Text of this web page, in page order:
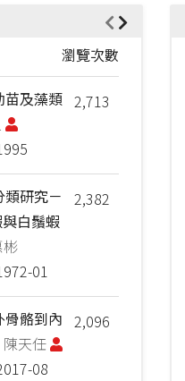
瀏覽次數
2,713
苗及藻類
2,382
研究－
白鬚蝦
彬
01
2,096
骨骼到內
陳天任
08